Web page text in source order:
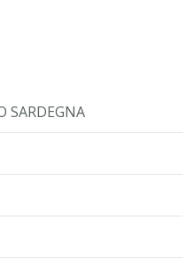
SARDEGNA